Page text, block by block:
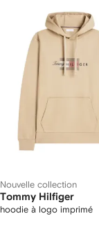
Nouvelle collection
Tommy Hilfiger
hoodie à logo imprimé